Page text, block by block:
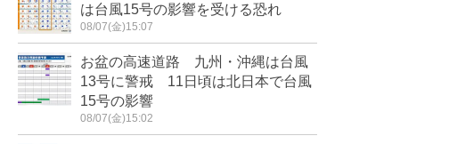
は台風15号の影響を受ける恐れ
08/07(金)15:07
お盆の高速道路 九州・沖縄は台風
13号に警戒 11日頃は北日本で台風
15号の影響
08/07(金)15:02